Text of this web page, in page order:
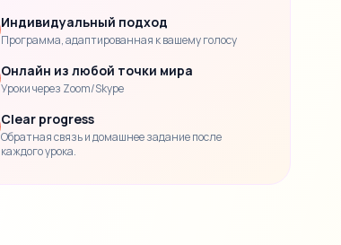
Индивидуальный подход
Программа, адаптированная к вашему голосу
Онлайн из любой точки мира
Уроки через Zoom/Skype
Clear progress
Обратная связь и домашнее задание после
каждого урока.